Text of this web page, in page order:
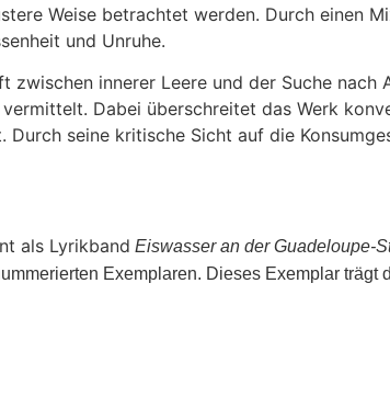
Weise betrachtet werden. Durch einen
und Unruhe.
innerer Leere und der Suche
Dabei überschreitet das Werk
seine kritische Sicht auf die
als Lyrikband Eiswasser an der Guadeloupe-
Exemplaren. Dieses Exemplar trägt